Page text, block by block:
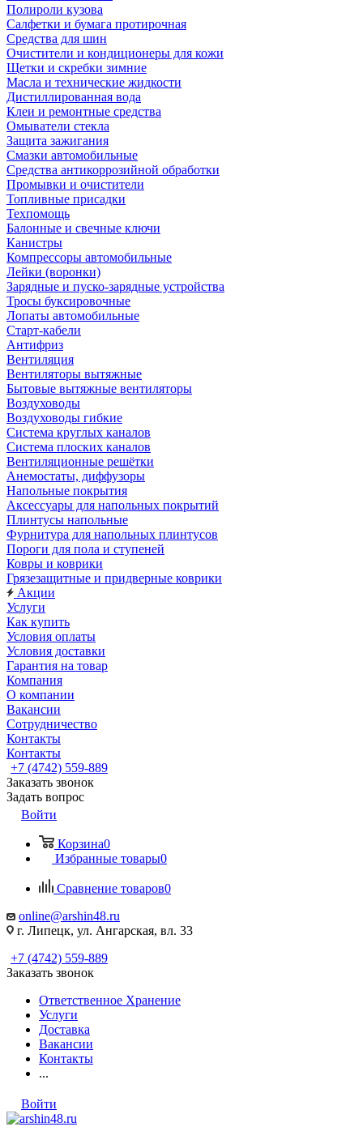
Полироли кузова
Салфетки и бумага протирочная
Средства для шин
Очистители и кондиционеры для кожи
Щетки и скребки зимние
Масла и технические жидкости
Дистиллированная вода
Клеи и ремонтные средства
Омыватели стекла
Защита зажигания
Смазки автомобильные
Средства антикоррозийной обработки
Промывки и очистители
Топливные присадки
Техпомощь
Балонные и свечные ключи
Канистры
Компрессоры автомобильные
Лейки (воронки)
Зарядные и пуско-зарядные устройства
Тросы буксировочные
Лопаты автомобильные
Старт-кабели
Антифриз
Вентиляция
Вентиляторы вытяжные
Бытовые вытяжные вентиляторы
Воздуховоды
Воздуховоды гибкие
Система круглых каналов
Система плоских каналов
Вентиляционные решётки
Анемостаты, диффузоры
Напольные покрытия
Аксессуары для напольных покрытий
Плинтусы напольные
Фурнитура для напольных плинтусов
Пороги для пола и ступеней
Ковры и коврики
Грязезащитные и придверные коврики
Акции
Услуги
Как купить
Условия оплаты
Условия доставки
Гарантия на товар
Компания
О компании
Вакансии
Сотрудничество
Контакты
Контакты
+7 (4742) 559-889
Заказать звонок
Задать вопрос
Войти
Корзина0
Избранные товары0
Сравнение товаров0
online@arshin48.ru
г. Липецк, ул. Ангарская, вл. 33
+7 (4742) 559-889
Заказать звонок
Ответственное Хранение
Услуги
Доставка
Вакансии
Контакты
...
Войти